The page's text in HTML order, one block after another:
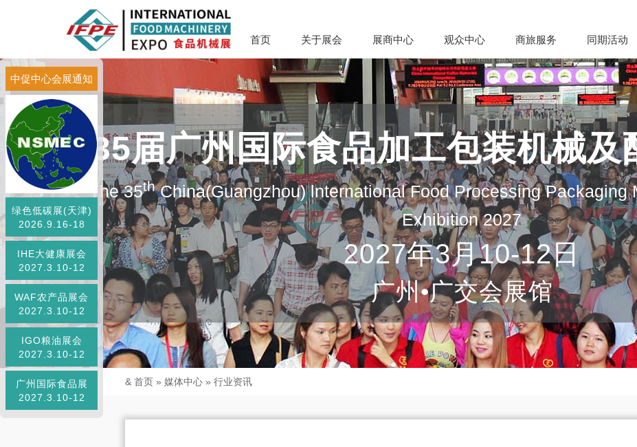
首页 关于展会 展商中心 观众中心 商旅服务 同期活动
第35届广州国际食品加工包装机械及
The 35thChina(Guangzhou) lnternational Food Processing Packaging
Exhibition 2027
2027年3月10-12日
广州•广交会展馆
中促中心会展通知
绿色低碳展(天津)
2026.9.16-18
IHE大健康展会
2027.3.10-12
WAF农产品展会
2027.3.10-12
IGO粮油展会
2027.3.10-12
广州国际食品展
2027.3.10-12
& 首页 » 媒体中心 » 行业资讯